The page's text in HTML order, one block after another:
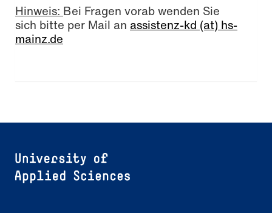
Hinweis: Bei Fragen vorab wenden Sie
sich bitte per Mail an assistenz-kd (at) hs-
mainz.de